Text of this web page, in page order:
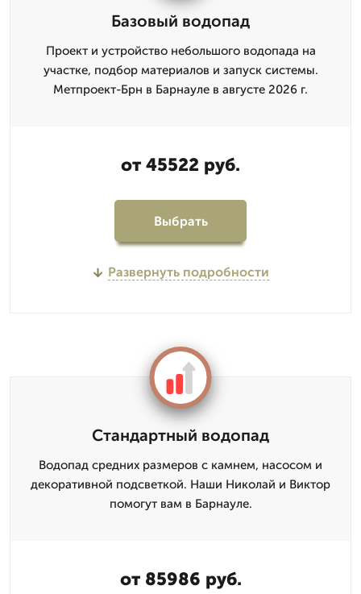
Базовый водопад
Проект и устройство небольшого водопада на
участке, подбор материалов и запуск системы.
Метпроект-Брн в Барнауле в августе 2026 г.
от 45522 руб.
Выбрать
Развернуть подробности
Стандартный водопад
Водопад средних размеров с камнем, насосом и
декоративной подсветкой. Наши Николай и Виктор
помогут вам в Барнауле.
от 85986 руб.